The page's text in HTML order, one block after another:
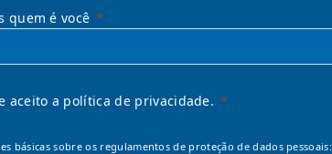
quem é você
aceito a política de privacidade.
básicas sobre os regulamentos de proteção de dados pessoais: